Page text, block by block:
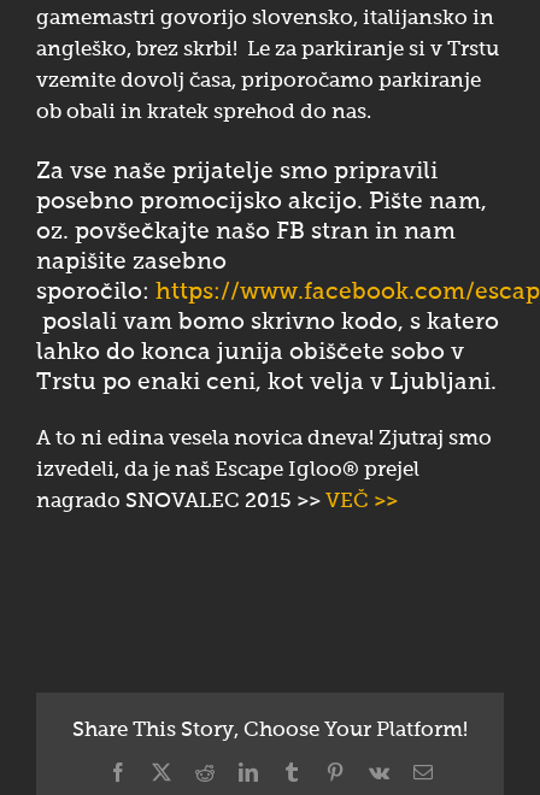
gamemastri govorijo slovensko, italijansko in
angleško, brez skrbi! Le za parkiranje si v Trstu
vzemite dovolj časa, priporočamo parkiranje
ob obali in kratek sprehod do nas.
Za vse naše prijatelje smo pripravili
posebno promocijsko akcijo. Pište nam,
oz. povšečkajte našo FB stran in nam
napišite zasebno
sporočilo: https://www.facebook.com/
poslali vam bomo skrivno kodo, s katero
lahko do konca junija obiščete sobo v
Trstu po enaki ceni, kot velja v Ljubljani.
A to ni edina vesela novica dneva! Zjutraj smo
izvedeli, da je naš Escape Igloo® prejel
nagrado SNOVALEC 2015 >> VEČ >>
Share This Story, Choose Your Platform!
Facebook
X RedditLinkedInTumblrPinterest
Vk Email